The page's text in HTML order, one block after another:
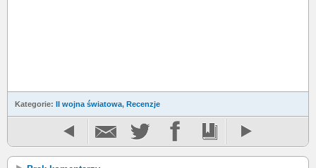
Kategorie: II wojna światowa, Recenzje